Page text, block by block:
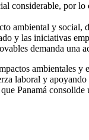
por
ambiental y social,
y las iniciativas
demanda una
ambientales
laboral y
Panamá